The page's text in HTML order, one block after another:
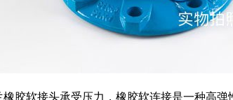
橡胶软接头承受压力，橡胶软连接是一种高